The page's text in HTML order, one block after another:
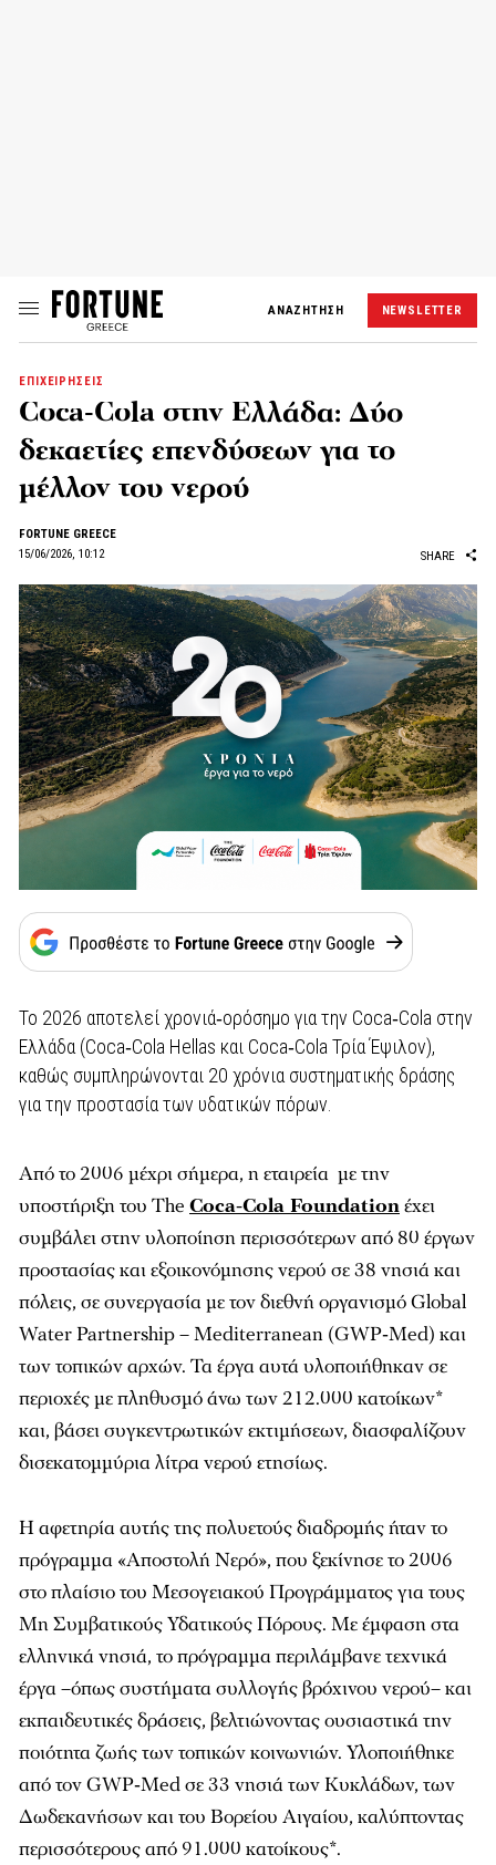
ΑΝΑΖΗΤΗΣΗ NEWSLETTER
ΕΠΙΧΕΙΡΗΣΕΙΣ
Coca‑Cola στην Ελλάδα: Δύο
δεκαετίες επενδύσεων για το
μέλλον του νερού
FORTUNE GREECE
15/06/2026, 10:12
SHARE
Το 2026 αποτελεί χρονιά‑ορόσημο για την Coca‑Cola στην
Ελλάδα (Coca‑Cola Hellas και Coca‑Cola Τρία Έψιλον),
καθώς συμπληρώνονται 20 χρόνια συστηματικής δράσης
για την προστασία των υδατικών πόρων.
Από το 2006 μέχρι σήμερα, η εταιρεία με την
υποστήριξη του The Coca-Cola Foundationέχει
συμβάλει στην υλοποίηση περισσότερων από 80 έργων
προστασίας και εξοικονόμησης νερού σε 38 νησιά και
πόλεις, σε συνεργασία με τον διεθνή οργανισμό Global
Water Partnership – Mediterranean (GWP‑Med) και
των τοπικών αρχών. Τα έργα αυτά υλοποιήθηκαν σε
περιοχές με πληθυσμό άνω των 212.000 κατοίκων*
και, βάσει συγκεντρωτικών εκτιμήσεων, διασφαλίζουν
δισεκατομμύρια λίτρα νερού ετησίως.
Η αφετηρία αυτής της πολυετούς διαδρομής ήταν το
πρόγραμμα «Αποστολή Νερό», που ξεκίνησε το 2006
στο πλαίσιο του Μεσογειακού Προγράμματος για τους
Μη Συμβατικούς Υδατικούς Πόρους. Με έμφαση στα
ελληνικά νησιά, το πρόγραμμα περιλάμβανε τεχνικά
έργα –όπως συστήματα συλλογής βρόχινου νερού– και
εκπαιδευτικές δράσεις, βελτιώνοντας ουσιαστικά την
ποιότητα ζωής των τοπικών κοινωνιών. Υλοποιήθηκε
από τον GWP‑Med σε 33 νησιά των Κυκλάδων, των
Δωδεκανήσων και του Βορείου Αιγαίου, καλύπτοντας
περισσότερους από 91.000 κατοίκους*.